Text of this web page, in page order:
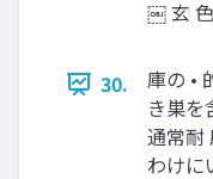
￼ 玄
30.
庫の •
き巣を
通常耐
わけに